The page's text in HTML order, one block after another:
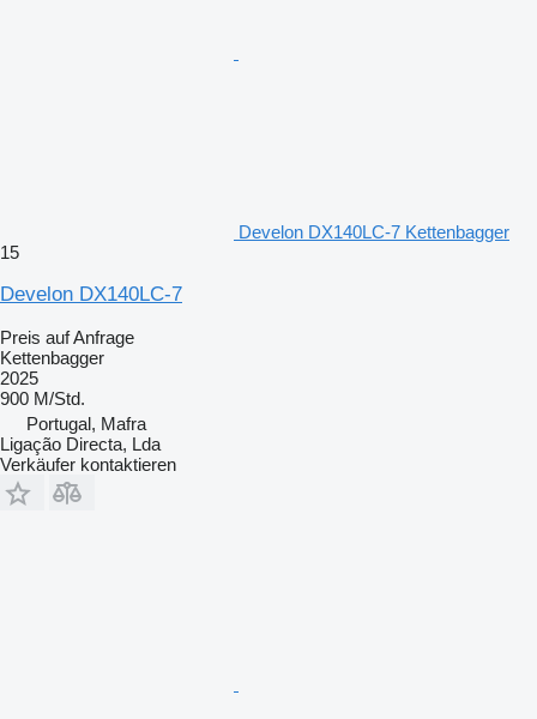
Develon DX140LC-7 Kettenbagger
15
Develon DX140LC-7
Preis auf Anfrage
Kettenbagger
2025
900 M/Std.
Portugal, Mafra
Ligação Directa, Lda
Verkäufer kontaktieren